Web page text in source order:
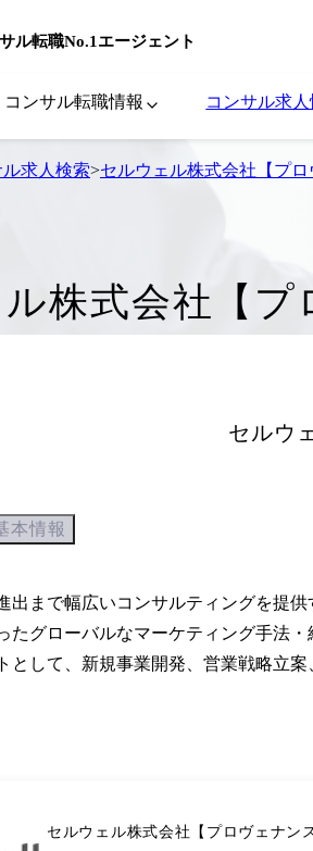
ル転職No.1エージェント
コンサル転職情報 コンサル求人
ル求人検索>セルウェル株式会社【プ
株式会社【
セルウ
本情報
出まで幅広いコンサルティングを提
たグローバルなマーケティング手法
として、新規事業開発、営業戦略立
セルウェル株式会社【プロヴェナン